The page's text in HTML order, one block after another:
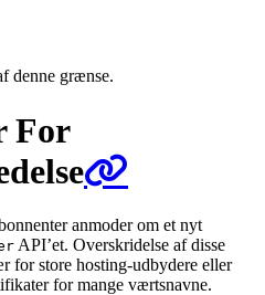
denne grænse.
For
anmoder om et nyt
API’et. Overskridelse af disse
for store hosting-udbydere eller
for mange værtsnavne.